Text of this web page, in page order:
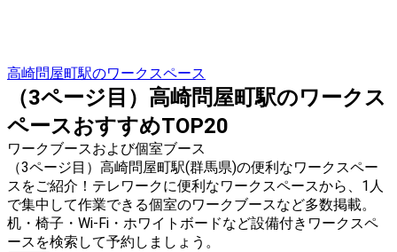
高崎問屋町駅のワークスペース
（3ページ目）高崎問屋町駅のワークス
ペースおすすめTOP20
ワークブースおよび個室ブース
（3ページ目）高崎問屋町駅(群馬県)の便利なワークスペー
スをご紹介！テレワークに便利なワークスペースから、1人
で集中して作業できる個室のワークブースなど多数掲載。
机・椅子・Wi-Fi・ホワイトボードなど設備付きワークスペ
ースを検索して予約しましょう。